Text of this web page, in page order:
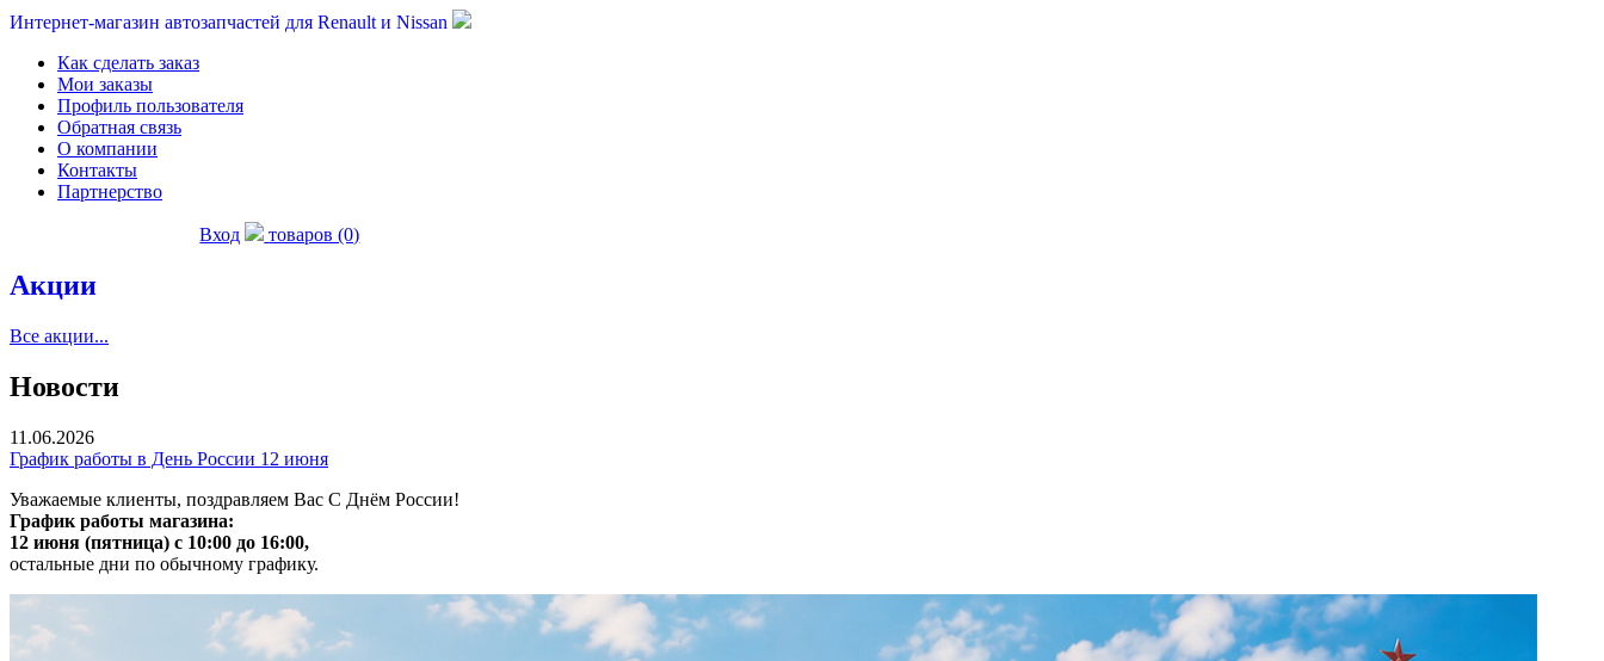
Интернет-магазин автозапчастей для Renault и Nissan
Как сделать заказ
Мои заказы
Профиль пользователя
Обратная связь
О компании
Контакты
Партнерство
Вход товаров (0)
Акции
Все акции...
Новости
11.06.2026
График работы в День России 12 июня
Уважаемые клиенты, поздравляем Вас С Днём России!
График работы магазина:
12 июня (пятница) с 10:00 до 16:00,
остальные дни по обычному графику.